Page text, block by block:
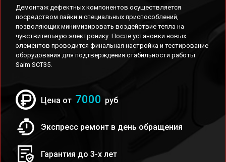
Демонтаж дефектных компонентов осуществляется
посредством пайки и специальных приспособлений,
позволяющих минимизировать воздействие тепла на
чувствительную электронику. После установки новых
элементов проводится финальная настройка и тестирование
оборудования для подтверждения стабильности работы
Saim SCT35.
Цена от 7000 руб
Экспресс ремонт в день обращения
Гарантия до 3-х лет